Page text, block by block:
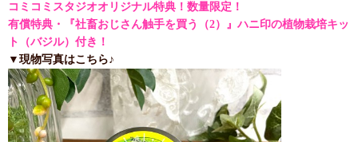
コミコミスタジオオリジナル特典！数量限定！
有償特典・『社畜おじさん触手を買う（2）』ハニ印の植物栽培キッ
ト（バジル）付き！
▼現物写真はこちら♪